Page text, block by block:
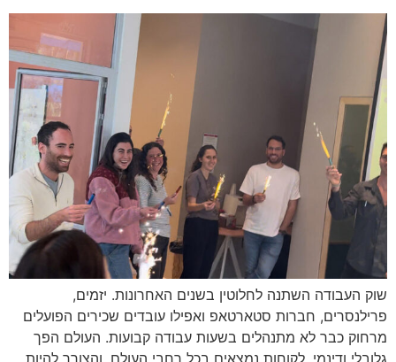
שוק העבודה השתנה לחלוטין בשנים האחרונות. יזמים,
פרילנסרים, חברות סטארטאפ ואפילו עובדים שכירים הפועלים
מרחוק כבר לא מתנהלים בשעות עבודה קבועות. העולם הפך
גלובלי ודינמי, לקוחות נמצאים בכל רחבי העולם, והצורך להיות